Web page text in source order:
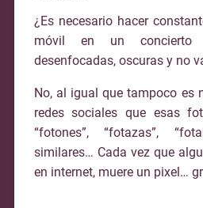
¿Es necesario hacer
móvil en un concierto
desenfocadas, oscuras y no
No, al igual que tampoco es
redes sociales que esas
“fotones”, “fotazas”,
similares… Cada vez que
en internet, muere un pixel…